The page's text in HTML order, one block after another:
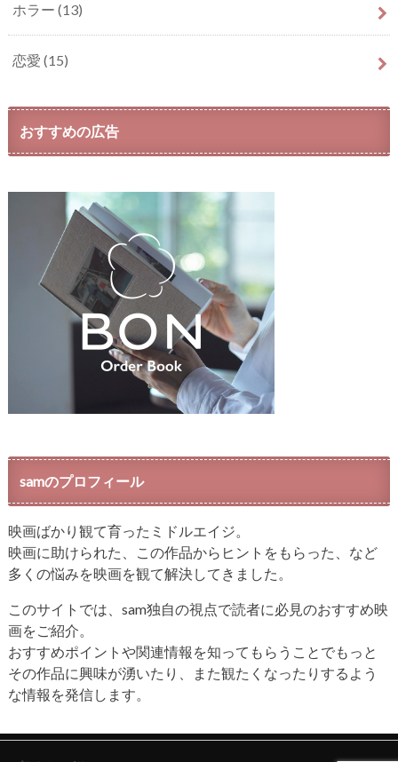
ホラー (13)
恋愛 (15)
おすすめの広告
samのプロフィール
映画ばかり観て育ったミドルエイジ。
映画に助けられた、この作品からヒントをもらった、など
多くの悩みを映画を観て解決してきました。
このサイトでは、sam独自の視点で読者に必見のおすすめ映
画をご紹介。
おすすめポイントや関連情報を知ってもらうことでもっと
その作品に興味が湧いたり、また観たくなったりするよう
な情報を発信します。